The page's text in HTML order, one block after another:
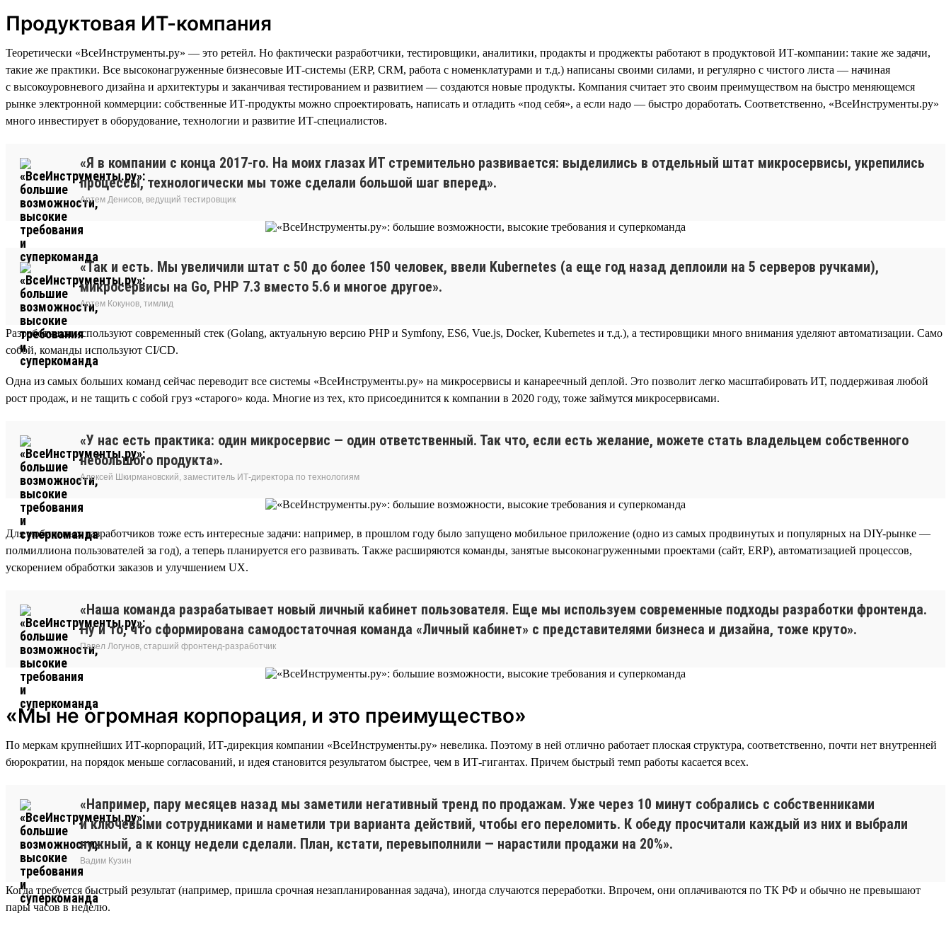
Продуктовая ИТ-компания
Теоретически «ВсеИнструменты.ру» — это ретейл. Но фактически разработчики, тестировщики, аналитики, продакты и проджекты работают в продуктовой ИТ-компании: такие же задачи,
такие же практики. Все высоконагруженные бизнесовые ИТ-системы (ERP, CRM, работа с номенклатурами и т.д.) написаны своими силами, и регулярно с чистого листа — начиная
с высокоуровневого дизайна и архитектуры и заканчивая тестированием и развитием — создаются новые продукты. Компания считает это своим преимуществом на быстро меняющемся
рынке электронной коммерции: собственные ИТ-продукты можно спроектировать, написать и отладить «под себя», а если надо — быстро доработать. Соответственно, «ВсеИнструменты.ру»
много инвестирует в оборудование, технологии и развитие ИТ-специалистов.
«Я в компании с конца 2017-го. На моих глазах ИТ стремительно развивается: выделились в отдельный штат микросервисы, укрепились
процессы, технологически мы тоже сделали большой шаг вперед».
Артем Денисов, ведущий тестировщик
«Так и есть. Мы увеличили штат с 50 до более 150 человек, ввели Kubernetes (а еще год назад деплоили на 5 серверов ручками),
микросервисы на Go, PHP 7.3 вместо 5.6 и многое другое».
Артем Кокунов, тимлид
Разработчики используют современный стек (Golang, актуальную версию PHP и Symfony, ES6, Vue.js, Docker, Kubernetes и т.д.), а тестировщики много внимания уделяют автоматизации. Само
собой, команды используют CI/CD.
Одна из самых больших команд сейчас переводит все системы «ВсеИнструменты.ру» на микросервисы и канареечный деплой. Это позволит легко масштабировать ИТ, поддерживая любой
рост продаж, и не тащить с собой груз «старого» кода. Многие из тех, кто присоединится к компании в 2020 году, тоже займутся микросервисами.
«У нас есть практика: один микросервис — один ответственный. Так что, если есть желание, можете стать владельцем собственного
небольшого продукта».
Алексей Шкирмановский, заместитель ИТ-директора по технологиям
Для мобильных разработчиков тоже есть интересные задачи: например, в прошлом году было запущено мобильное приложение (одно из самых продвинутых и популярных на DIY-рынке —
полмиллиона пользователей за год), а теперь планируется его развивать. Также расширяются команды, занятые высоконагруженными проектами (сайт, ERP), автоматизацией процессов,
ускорением обработки заказов и улучшением UX.
«Наша команда разрабатывает новый личный кабинет пользователя. Еще мы используем современные подходы разработки фронтенда.
Ну и то, что сформирована самодостаточная команда «Личный кабинет» с представителями бизнеса и дизайна, тоже круто».
Павел Логунов, старший фронтенд-разработчик
«Мы не огромная корпорация, и это преимущество»
По меркам крупнейших ИТ-корпораций, ИТ-дирекция компании «ВсеИнструменты.ру» невелика. Поэтому в ней отлично работает плоская структура, соответственно, почти нет внутренней
бюрократии, на порядок меньше согласований, и идея становится результатом быстрее, чем в ИТ-гигантах. Причем быстрый темп работы касается всех.
«Например, пару месяцев назад мы заметили негативный тренд по продажам. Уже через 10 минут собрались с собственниками
и ключевыми сотрудниками и наметили три варианта действий, чтобы его переломить. К обеду просчитали каждый из них и выбрали
нужный, а к концу недели сделали. План, кстати, перевыполнили — нарастили продажи на 20%».
Вадим Кузин
Когда требуется быстрый результат (например, пришла срочная незапланированная задача), иногда случаются переработки. Впрочем, они оплачиваются по ТК РФ и обычно не превышают
пары часов в неделю.